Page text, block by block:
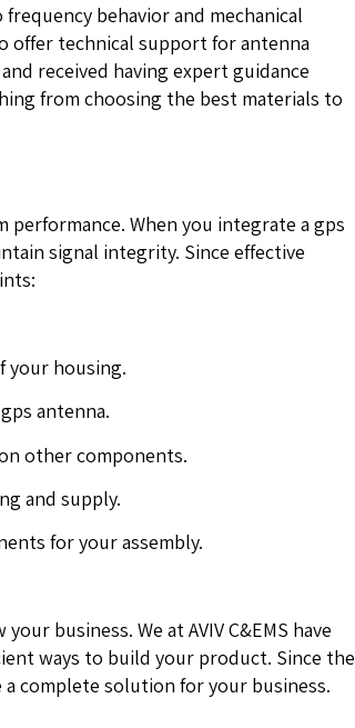
behavior and mechanical
offer technical support for antenna
received having expert guidance
from choosing the best materials to
When you integrate a gps
signal integrity. Since effective
your housing.
antenna.
other components.
and supply.
for your assembly.
business. We at AVIV C&EMS have
ways to build your product. Since the
complete solution for your business.